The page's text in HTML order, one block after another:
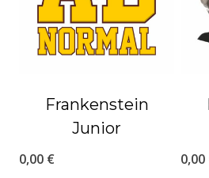
Frankenstein
Junior
0,00 € 0,00